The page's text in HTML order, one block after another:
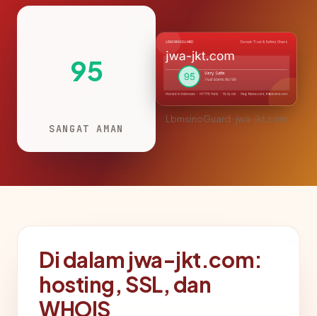
95
SANGAT AMAN
LbmsinoGuard · jwa-jkt.com
Di dalam jwa-jkt.com:
hosting, SSL, dan
WHOIS